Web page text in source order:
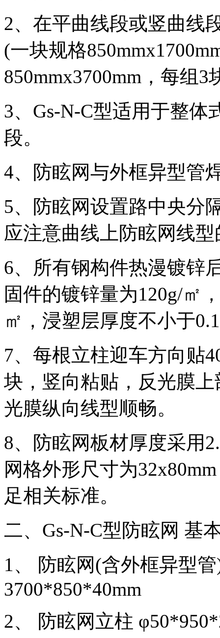
2、在平曲线段或竖曲线
(一块规格
850mmx3700mm，每组3
3、Gs-N-C型适用于整
段。
4、防眩网与外框异型管
5、防眩网设置路中央分
应注意曲线上防眩网线
6、所有钢构件热漫镀锌
固件的镀锌量为120g/㎡
㎡，浸塑层厚度不小于
7、每根立柱迎车方向贴
块，竖向粘贴，反光膜
光膜纵向线型顺畅。
8、防眩网板材厚度采用
网格外形尺寸为
足相关标准。
二、Gs-N-C型防眩网 基
1、 防眩网(含外框异型
3700*850*40mm
2、 防眩网立柱